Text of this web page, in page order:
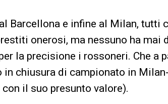
Barcellona e infine al Milan, tutti
onerosi, ma nessuno ha mai
la precisione i rossoneri. Che a
in chiusura di campionato in
il suo presunto valore).